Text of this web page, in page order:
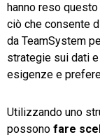
hanno reso
ciò che consente
da TeamSystem
strategie sui dati
esigenze e
Utilizzando uno
possono fare